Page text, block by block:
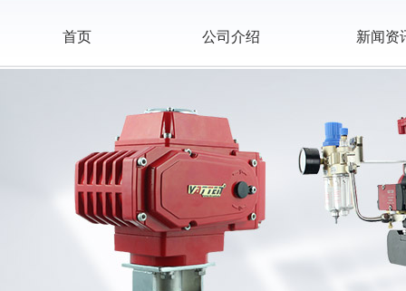
首页 公司介绍 新闻资